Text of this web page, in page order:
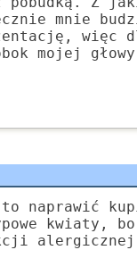
mnie
więc
mojej
naprawić
kwiaty,